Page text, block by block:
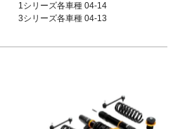
1シリーズ各車種 04-14
3シリーズ各車種 04-13